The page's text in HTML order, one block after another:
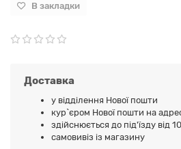
В закладки
Доставка
у відділення Нової пошти
кур`єром Нової пошти на
здійснюється до під'їзду від
самовивіз із магазину